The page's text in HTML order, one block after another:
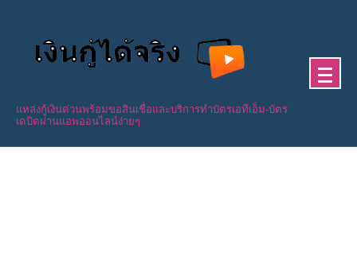
แหล่งกู้เงินด่วนพร้อมขอสินเชื่อและบริการทำบัตรเอทีเอ็ม-บัตร
เดบิตผ่านแอพออนไลน์ง่ายๆ